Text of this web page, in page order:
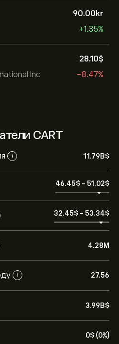
90.00‎kr‎
+1.35%
Inc
28.10‎$‎
-8.47%
CART
i 11.79B‎$‎
46.45‎$‎ - 51.02‎$‎
32.45‎$‎ - 53.34‎$‎
4.28M
i 27.56
3.99B‎$‎
0‎$‎ (0%)